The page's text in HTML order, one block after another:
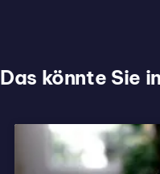
Das könnte Sie